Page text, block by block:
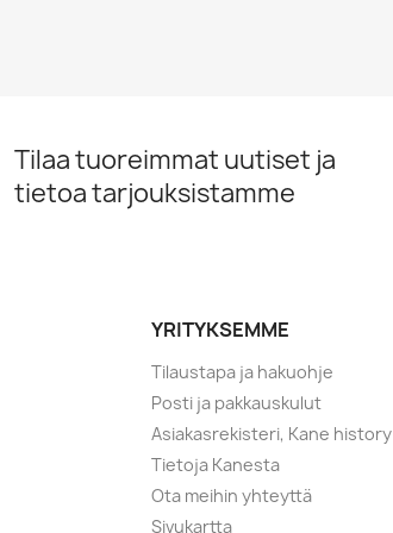
Tilaa tuoreimmat uutiset ja
tietoa tarjouksistamme
YRITYKSEMME
Tilaustapa ja hakuohje
Posti ja pakkauskulut
Asiakasrekisteri, Kane history
Tietoja Kanesta
Ota meihin yhteyttä
Sivukartta